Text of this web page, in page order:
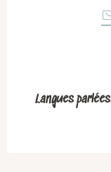
Langues parlées
Langues parlées